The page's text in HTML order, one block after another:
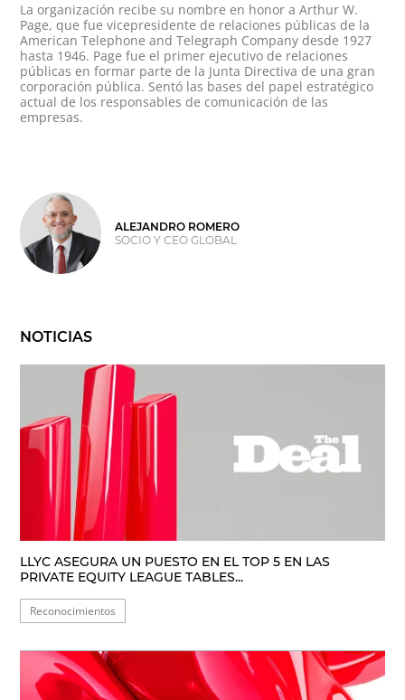
La organización recibe su nombre en honor a Arthur W.
Page, que fue vicepresidente de relaciones públicas de la
American Telephone and Telegraph Company desde 1927
hasta 1946. Page fue el primer ejecutivo de relaciones
públicas en formar parte de la Junta Directiva de una gran
corporación pública. Sentó las bases del papel estratégico
actual de los responsables de comunicación de las
empresas.
ALEJANDRO ROMERO
SOCIO Y CEO GLOBAL
NOTICIAS
LLYC ASEGURA UN PUESTO EN EL TOP 5 EN LAS
PRIVATE EQUITY LEAGUE TABLES...
Reconocimientos